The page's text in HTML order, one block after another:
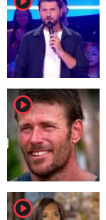
player2
player2